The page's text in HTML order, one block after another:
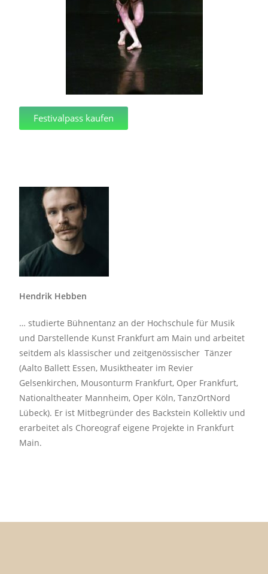
Festivalpass kaufen
Hendrik Hebben
…studierte Bühnentanz an der Hochschule für Musik
und Darstellende Kunst Frankfurt am Main und arbeitet
seitdem als klassischer und zeitgenössischer Tänzer
(Aalto Ballett Essen, Musiktheater im Revier
Gelsenkirchen, Mousonturm Frankfurt, Oper Frankfurt,
Nationaltheater Mannheim, Oper Köln, TanzOrtNord
Lübeck). Er ist Mitbegründer des Backstein Kollektiv und
erarbeitet als Choreograf eigene Projekte in Frankfurt
Main.